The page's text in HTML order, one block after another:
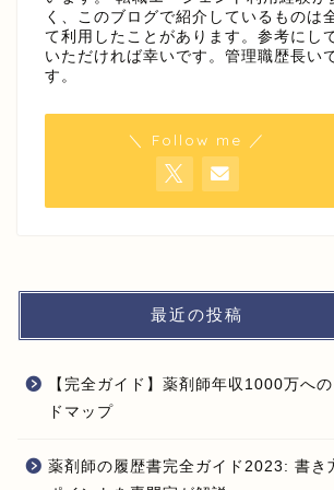
く、このブログで紹介しているものは
て利用したことがあります。参考にし
いただければ幸いです。管理職歴長い
す。
＼ Follow me ／
最近の投稿
【完全ガイド】薬剤師年収1000万へ
ドマップ
薬剤師の履歴書完全ガイド2023: 書き